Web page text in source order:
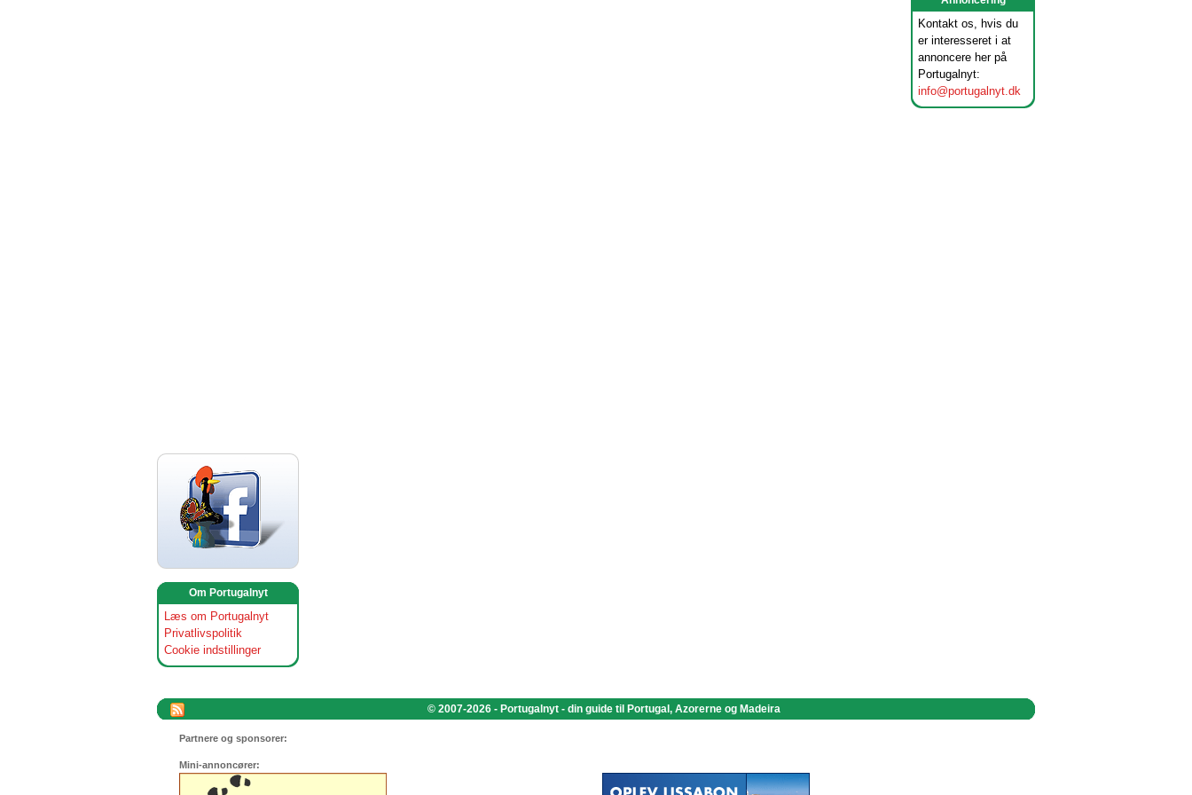
Kontakt os, hvis du
er interesseret i at
annoncere her på
Portugalnyt:
info@portugalnyt.dk
Om Portugalnyt
Læs om Portugalnyt
Privatlivspolitik
Cookie indstillinger
© 2007-2026 - Portugalnyt - din guide til Portugal, Azorerne og Madeira
Partnere og sponsorer:
Mini-annoncører: